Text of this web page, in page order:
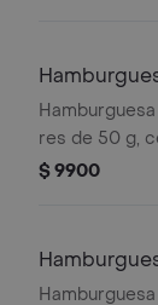
res de 50 g,
de tomate y
$ 9900